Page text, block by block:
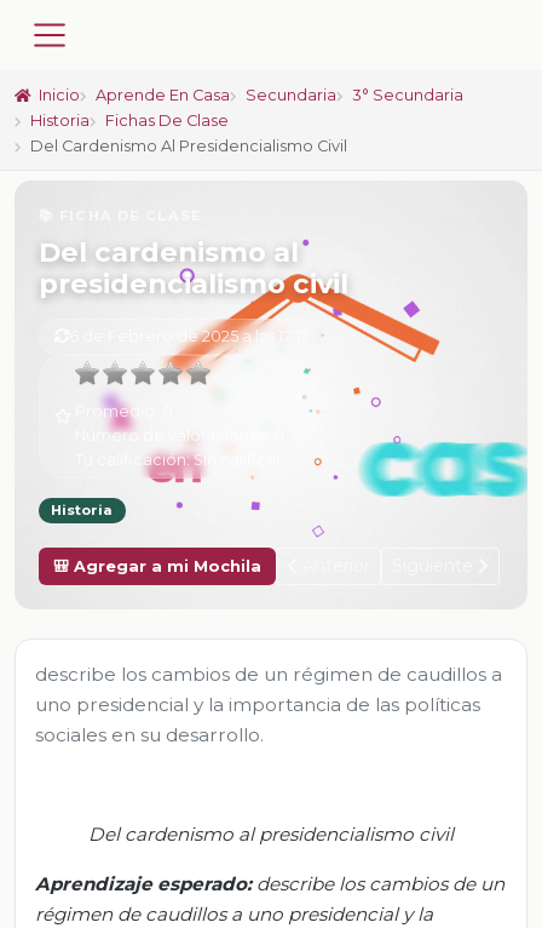
Inicio Aprende En Casa Secundaria
3° Secundaria
Historia
Fichas De Clase
Del Cardenismo Al Presidencialismo Civil
Del cardenismo al
presidencialismo civil
6 de Febrero de 2025 a las 17:17
Promedio:
Número de valoraciones:
Tu calificación:Sin calificar
Historia
🎒 Agregar a mi Mochila
describe los cambios de un régimen de caudillos a
uno presidencial y la importancia de las políticas
sociales en su desarrollo.
Del cardenismo al presidencialismo civil
Aprendizaje esperado:describe los cambios de un
régimen de caudillos a uno presidencial y la